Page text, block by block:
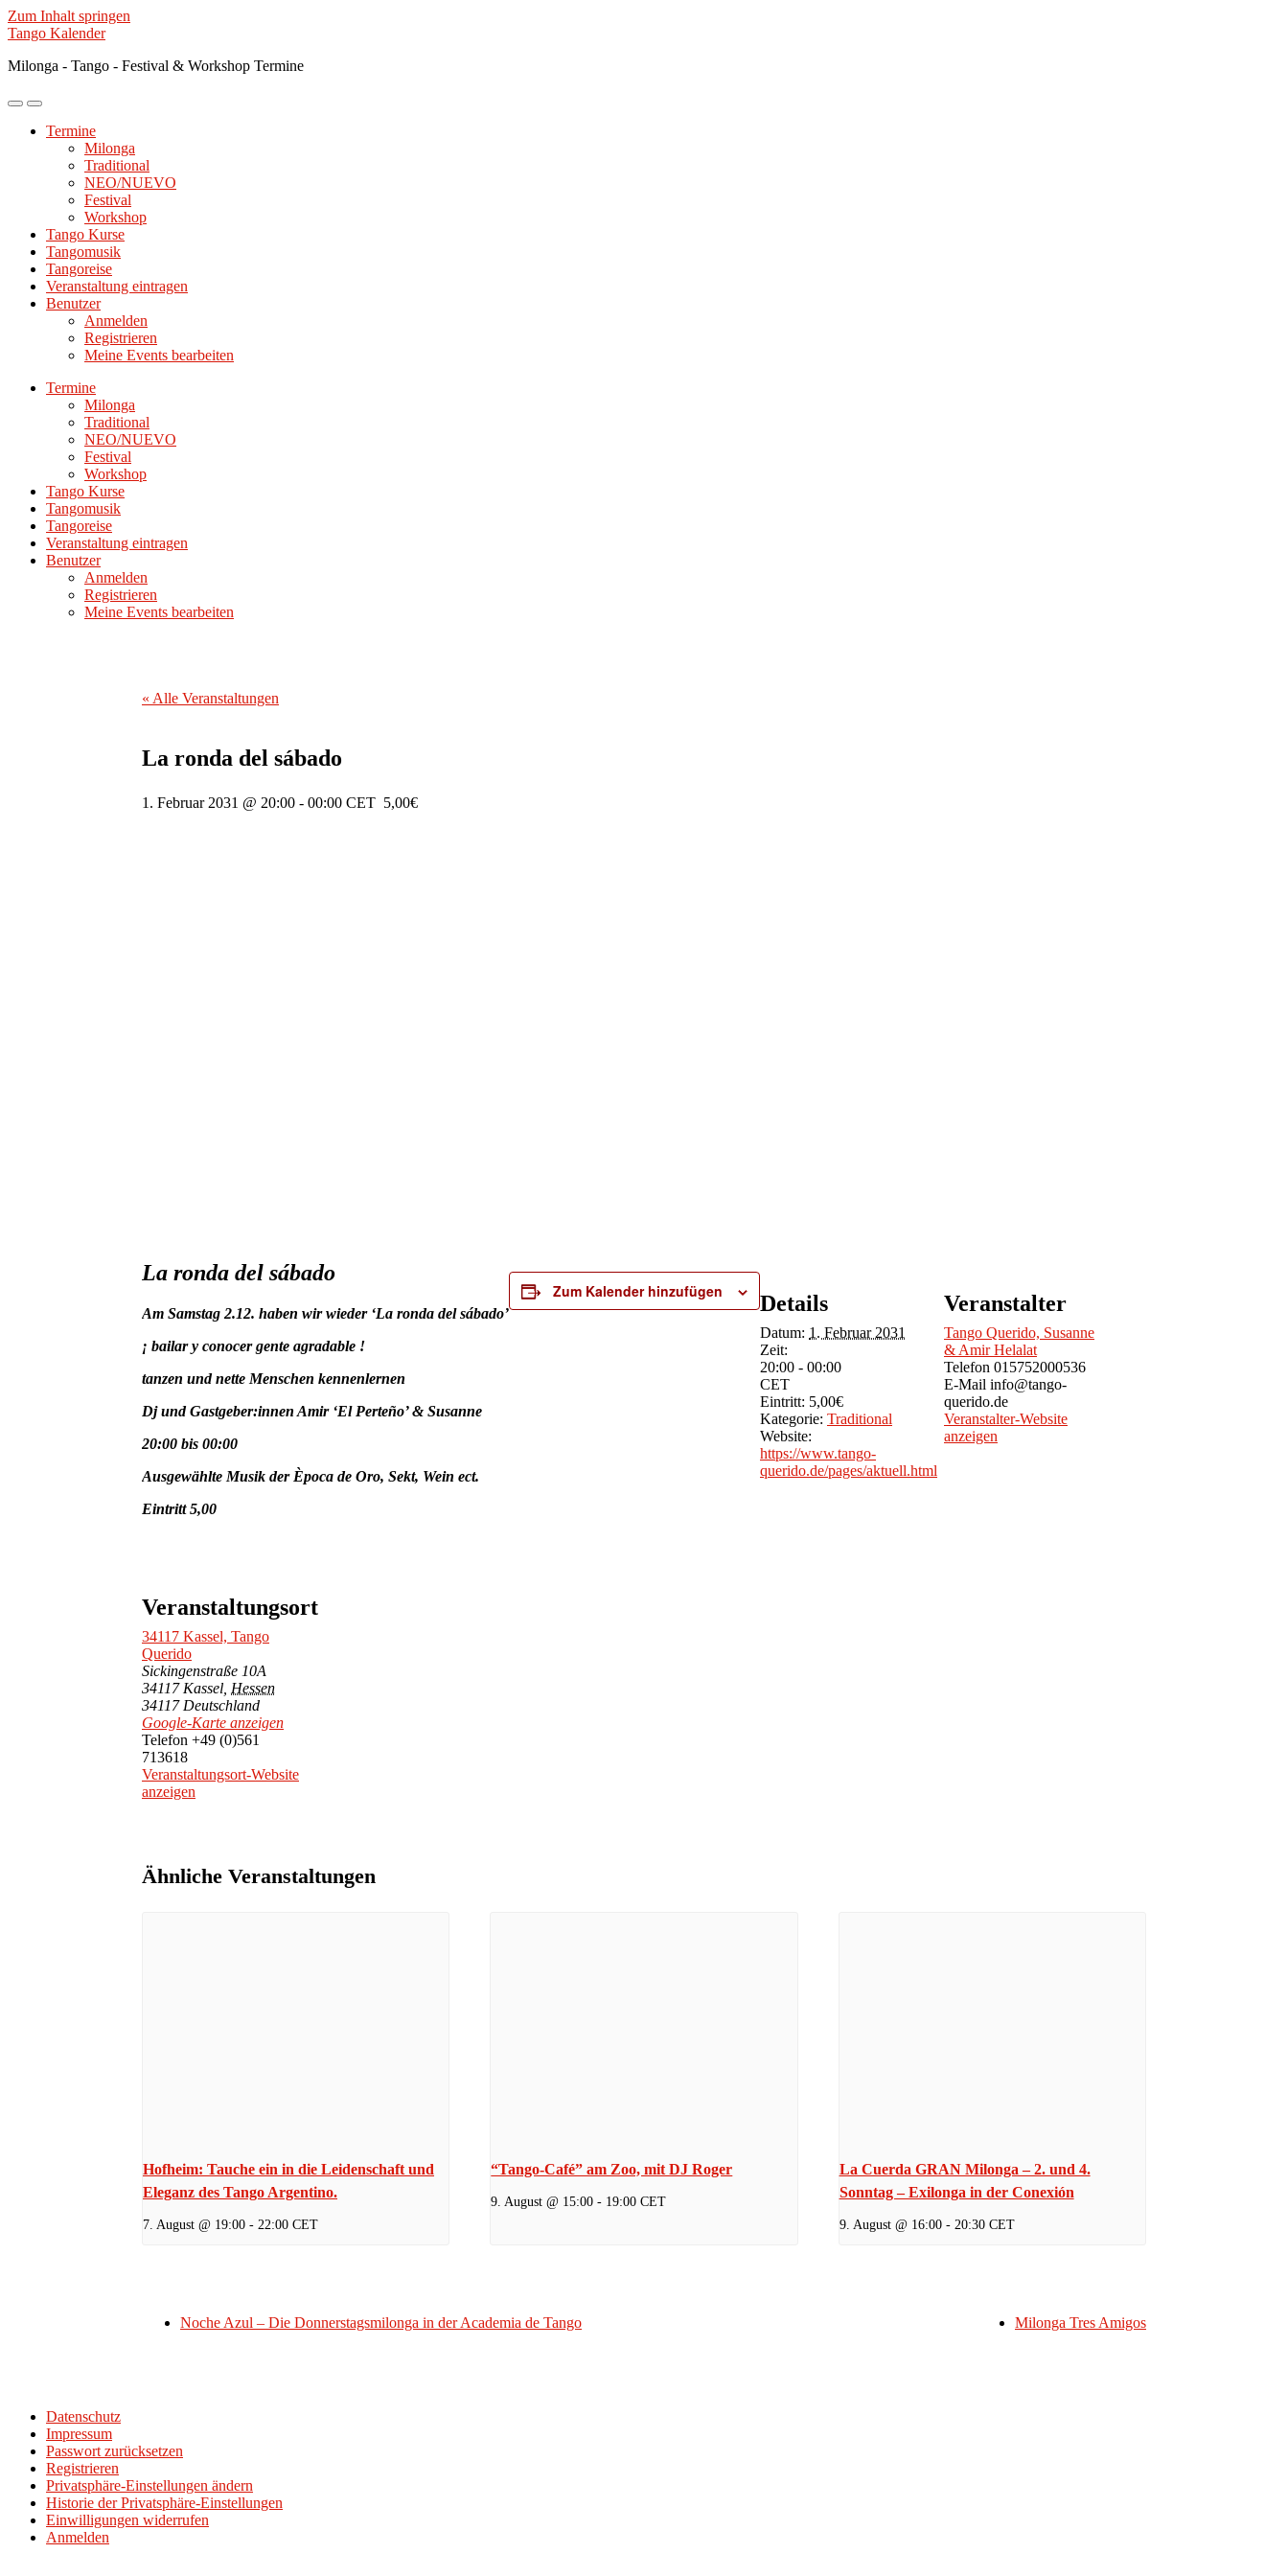
Zum Inhalt springen
Tango Kalender
Milonga - Tango - Festival & Workshop Termine
Mobile-
ein-/ausblenden
Suchfeld
ein-/ausblenden
Termine
Milonga
Traditional
NEO/NUEVO
Festival
Workshop
Tango Kurse
Tangomusik
Tangoreise
Veranstaltung eintragen
Benutzer
Anmelden
Registrieren
Meine Events bearbeiten
Termine
Milonga
Traditional
NEO/NUEVO
Festival
Workshop
Tango Kurse
Tangomusik
Tangoreise
Veranstaltung eintragen
Benutzer
Anmelden
Registrieren
Meine Events bearbeiten
« Alle Veranstaltungen
La ronda del sábado
1. Februar 2031 @ 20:00 - 00:00 CET 5,00€
La ronda del sábado
Am Samstag 2.12. haben wir wieder ‘La ronda del sábado’
¡ bailar y conocer gente agradable !
tanzen und nette Menschen kennenlernen
Dj und Gastgeber:innen Amir ‘El Perteño’ & Susanne
20:00 bis 00:00
Ausgewählte Musik der Època de Oro, Sekt, Wein ect.
Eintritt 5,00
Zum Kalender hinzufügen Details
Datum: 1. Februar 2031
Zeit:
20:00 - 00:00
CET
Eintritt: 5,00€
Kategorie: Traditional
Website:
https://www.tango-
querido.de/pages/aktuell.html
Veranstalter
Tango Querido, Susanne
& Amir Helalat
Telefon 015752000536
E-Mail info@tango-
querido.de
Veranstalter-Website
anzeigen
Veranstaltungsort
34117 Kassel, Tango
Querido
Sickingenstraße 10A
34117 Kassel Hessen
34117 Deutschland
Google-Karte anzeigen
Telefon +49 (0)561
713618
Veranstaltungsort-Website
anzeigen
Ähnliche Veranstaltungen
Hofheim: Tauche ein in die Leidenschaft und
Eleganz des Tango Argentino.
7. August @ 19:00 - 22:00 CET
“Tango-Café” am Zoo, mit DJ Roger
9. August @ 15:00 - 19:00 CET
La Cuerda GRAN Milonga – 2. und 4.
Sonntag – Exilonga in der Conexión
9. August @ 16:00 - 20:30 CET
Noche Azul – Die Donnerstagsmilonga in der Academia de Tango Milonga Tres Amigos
Datenschutz
Impressum
Passwort zurücksetzen
Registrieren
Privatsphäre-Einstellungen ändern
Historie der Privatsphäre-Einstellungen
Einwilligungen widerrufen
Anmelden